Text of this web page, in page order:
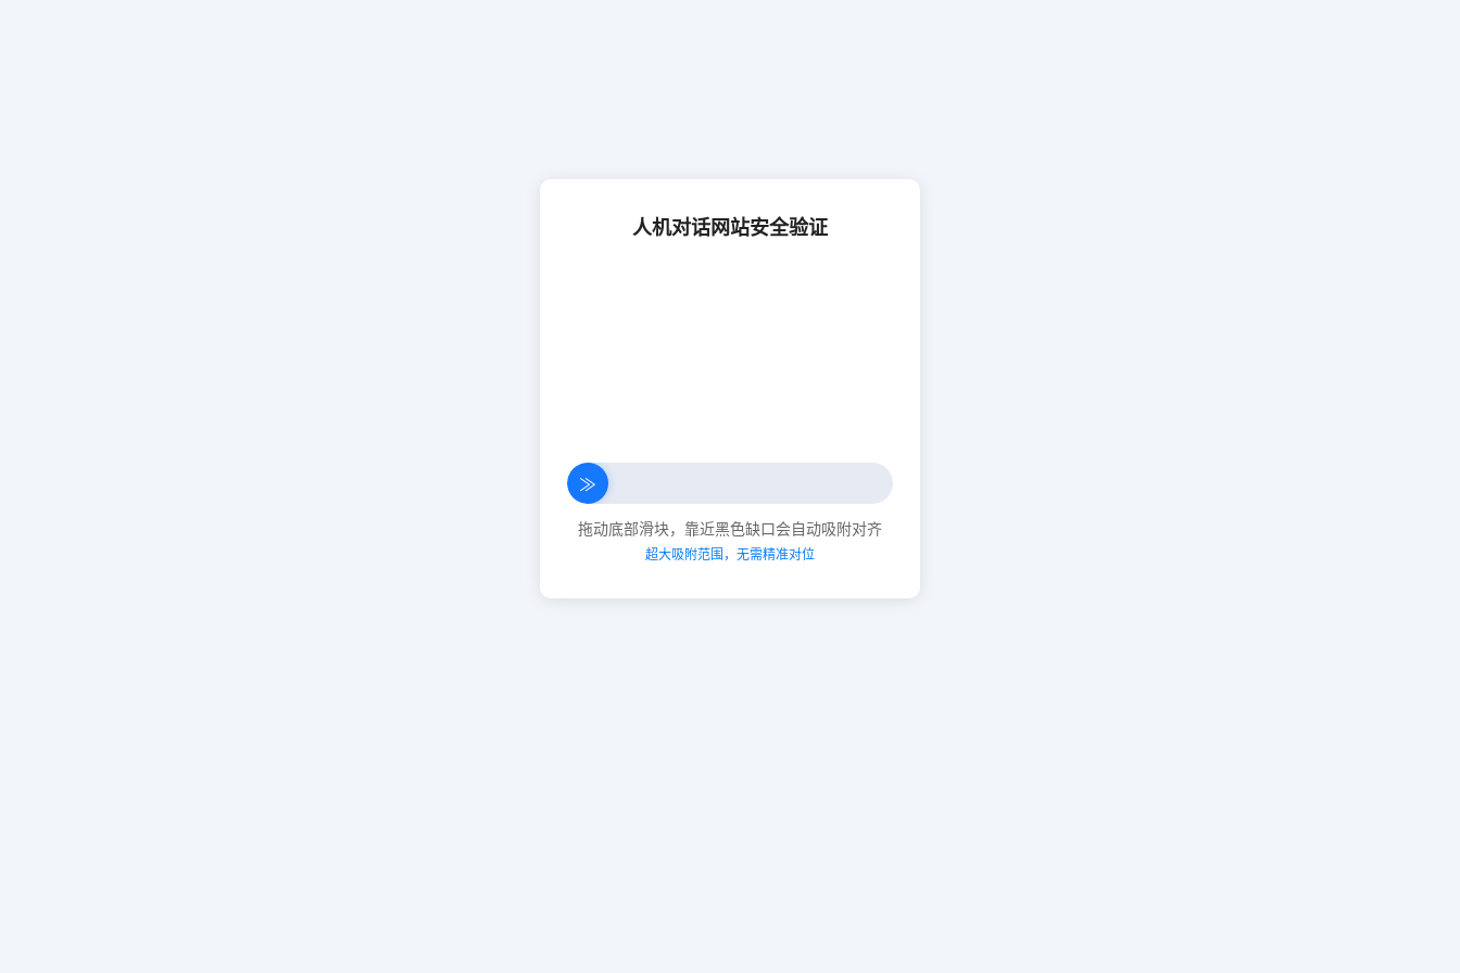
人机对话网站安全验证
≫
拖动底部滑块，靠近黑色缺口会自动吸附对齐
超大吸附范围，无需精准对位